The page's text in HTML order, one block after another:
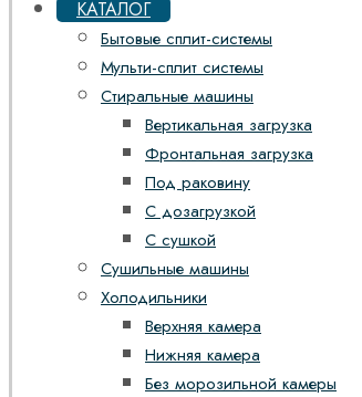
КАТАЛОГ
Бытовые сплит-системы
Мульти-сплит системы
Стиральные машины
Вертикальная загрузка
Фронтальная загрузка
Под раковину
С дозагрузкой
С сушкой
Сушильные машины
Холодильники
Верхняя камера
Нижняя камера
Без морозильной камеры